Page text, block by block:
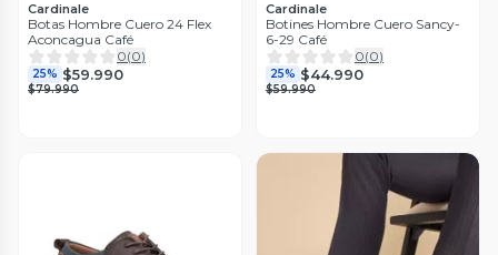
Cardinale
Botas Hombre Cuero 24 Flex
Aconcagua Café
0(0)
25% $59.990
$79.990
Cardinale
Botines Hombre Cuero Sancy-
6-29 Café
0(0)
25% $44.990
$59.990